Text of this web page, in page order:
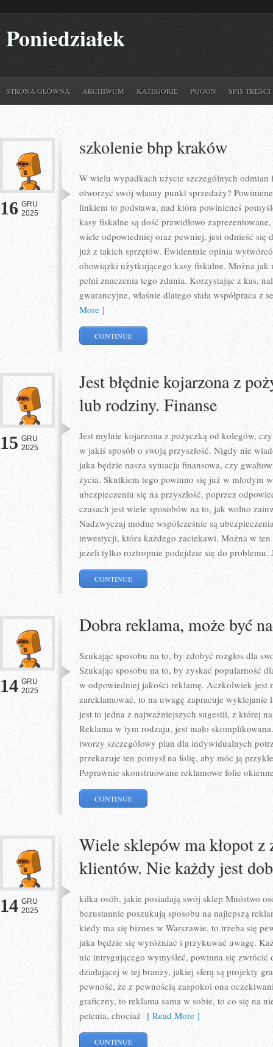
Poniedziałek
STRONA GŁÓWNA ARCHIWUM KATEGORIE POGOŃ SPIS TREŚCI
16 GRU
2025
szkolenie bhp kraków
W wielu wypadkach użycie szczególnych odmian
otworzyć swój własny punkt sprzedaży?
linkiem to podstawa, nad która powinieneś
kasy fiskalne są dość prawidłowo
wiele odpowiedniej oraz pewniej, jest odnieść się
już z takich sprzętów. Ewidentnie opinia
obowiązki użytkującego kasy fiskalne. Można jak
pełni znaczenia tego zdania. Korzystając z kas,
gwarancyjne, właśnie dlatego stała współpraca z
More ]
CONTINUE
15 GRU
2025
Jest błędnie kojarzona z
lub rodziny. Finanse
Jest mylnie kojarzona z pożyczką od kolegów,
w jakiś sposób o swoją przyszłość. Nigdy nie
jaka będzie nasza sytuacja finansowa, czy
życia. Skutkiem tego powinno się już w młodym
ubezpieczeniu się na przyszłość, poprzez
czasach jest wiele sposobów na to, jak wolno
Nadzwyczaj modne współcześnie są
inwestycji, która każdego zaciekawi. Można w
jeżeli tylko roztropnie podejdzie się do problemu.
CONTINUE
14 GRU
2025
Dobra reklama, może być
Szukając sposobu na to, by zdobyć rozgłos dla
Szukając sposobu na to, by zyskać popularność
w odpowiedniej jakości reklamę. Aczkolwiek jest
zareklamować, to na uwagę zapracuje
jest to jedna z najważniejszych sugestii, z której
Reklama w tym rodzaju, jest mało
tworzy szczegółowy plan dla indywidualnych
przekazuje ten pomysł na folię, aby móc ją
Poprawnie skonstruowane reklamowe folie
CONTINUE
14 GRU
2025
Wiele sklepów ma kłopot z
klientów. Nie każdy jest
kilka osób, jakie posiadają swój sklep Mnóstwo
bezustannie poszukują sposobu na najlepszą
kiedy ma się biznes w Warszawie, to trzeba się
jaka będzie się wyróżniać i przykuwać uwagę.
nic intrygującego wymyśleć, powinna się zwrócić
działającej w tej branży, jakiej sferą są projekty
pewność, że z pewnością zaspokoi ona
graficzny, to reklama sama w sobie, to co się na
petenta, chociaż [ Read More ]
CONTINUE